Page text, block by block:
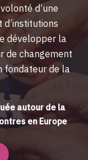
d’une
développer la
de changement
fondateur de la
autour de la
en Europe